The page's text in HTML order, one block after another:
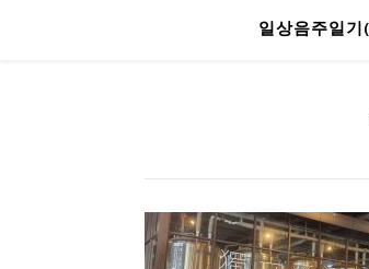
일상음주일